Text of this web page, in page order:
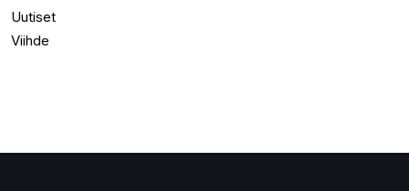
Uutiset
Viihde